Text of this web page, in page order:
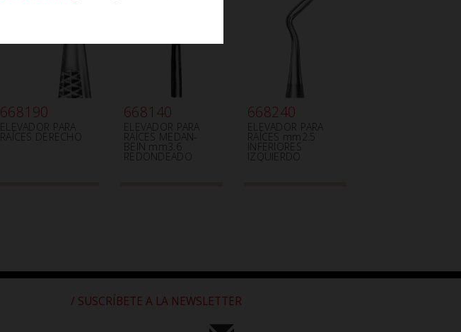
668190
ELEVADOR PARA
RAÍCES DERECHO
668140
ELEVADOR PARA
RAÍCES MEDAN-
BEIN mm3.6
REDONDEADO
668240
ELEVADOR PARA
RAÍCES mm2.5
INFERIORES
IZQUIERDO
/ SUSCRÍBETE A LA NEWSLETTER